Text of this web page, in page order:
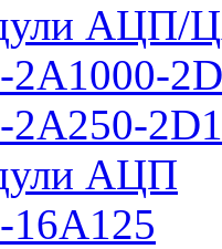
АЦП/
2A1000-
2A250-
АЦП
16A125